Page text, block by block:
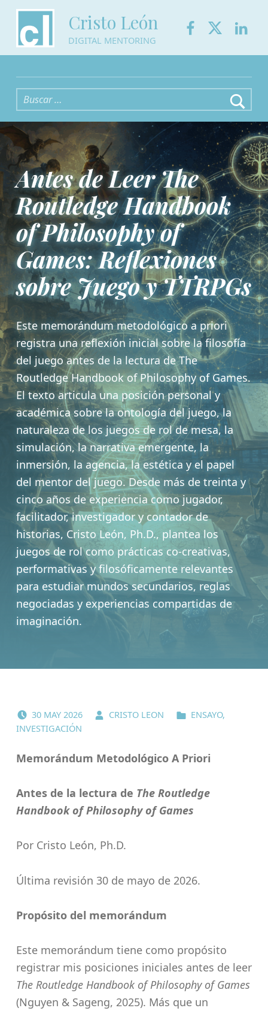
Cristo León
DIGITAL MENTORING
Buscar:
Antes de Leer The
Routledge Handbook
of Philosophy of
Games: Reflexiones
sobre Juego y TTRPGs
Este memorándum metodológico a priori
registra una reflexión inicial sobre la filosofía
del juego antes de la lectura de The
Routledge Handbook of Philosophy of Games.
El texto articula una posición personal y
académica sobre la ontología del juego, la
naturaleza de los juegos de rol de mesa, la
simulación, la narrativa emergente, la
inmersión, la agencia, la estética y el papel
del mentor del juego. Desde más de treinta y
cinco años de experiencia como jugador,
facilitador, investigador y contador de
historias, Cristo León, Ph.D., plantea los
juegos de rol como prácticas co-creativas,
performativas y filosóficamente relevantes
para estudiar mundos secundarios, reglas
negociadas y experiencias compartidas de
imaginación.
30 MAY 2026 CRISTO LEON ENSAYO,
INVESTIGACIÓN
Memorándum Metodológico A Priori
Antes de la lectura de The Routledge
Handbook of Philosophy of Games
Por Cristo León, Ph.D.
Última revisión 30 de mayo de 2026.
Propósito del memorándum
Este memorándum tiene como propósito
registrar mis posiciones iniciales antes de leer
The Routledge Handbook of Philosophy of Games
(Nguyen & Sageng, 2025). Más que un